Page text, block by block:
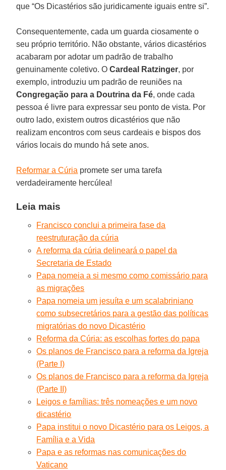
que “Os Dicastérios são juridicamente iguais entre si”.
Consequentemente, cada um guarda ciosamente o
seu próprio território. Não obstante, vários dicastérios
acabaram por adotar um padrão de trabalho
genuinamente coletivo. OCardeal Ratzinger, por
exemplo, introduziu um padrão de reuniões na
Congregação para a Doutrina da Fé, onde cada
pessoa é livre para expressar seu ponto de vista. Por
outro lado, existem outros dicastérios que não
realizam encontros com seus cardeais e bispos dos
vários locais do mundo há sete anos.
Reformar a Cúria promete ser uma tarefa
verdadeiramente hercúlea!
Leia mais
Francisco conclui a primeira fase da
reestruturação da cúria
A reforma da cúria delineará o papel da
Secretaria de Estado
Papa nomeia a si mesmo como comissário para
as migrações
Papa nomeia um jesuíta e um scalabriniano
como subsecretários para a gestão das políticas
migratórias do novo Dicastério
Reforma da Cúria: as escolhas fortes do papa
Os planos de Francisco para a reforma da Igreja
(Parte I)
Os planos de Francisco para a reforma da Igreja
(Parte II)
Leigos e famílias: três nomeações e um novo
dicastério
Papa institui o novo Dicastério para os Leigos, a
Família e a Vida
Papa e as reformas nas comunicações do
Vaticano